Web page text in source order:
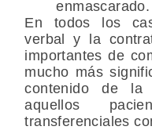
enmascarado.
En todos los
verbal y la
importantes de
mucho más
contenido de la
aquellos
transferenciales